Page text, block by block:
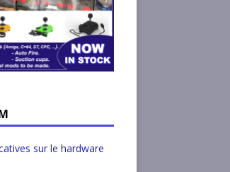
sur le hardware